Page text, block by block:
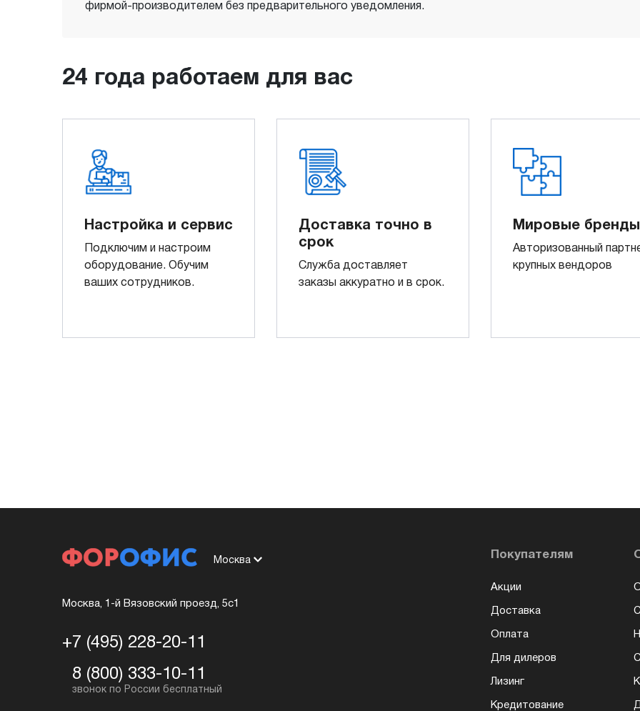
фирмой-производителем без предварительного уведомления.
24 года работаем для вас
Настройка и сервис
Подключим и настроим
оборудование. Обучим
ваших сотрудников.
Доставка точно в
срок
Служба доставляет
заказы аккуратно и в срок.
Мировые бренды
Авторизованный
крупных вендоров
Москва
Москва, 1-й Вязовский проезд, 5с1
+7 (495) 228-20-11
8 (800) 333-10-11
Покупателям
Акции
Доставка
Оплата
Для дилеров
Лизинг
Кредитование